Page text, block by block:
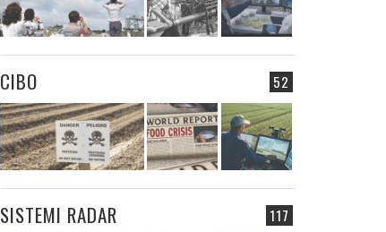
52
CIBO
117
SISTEMI RADAR